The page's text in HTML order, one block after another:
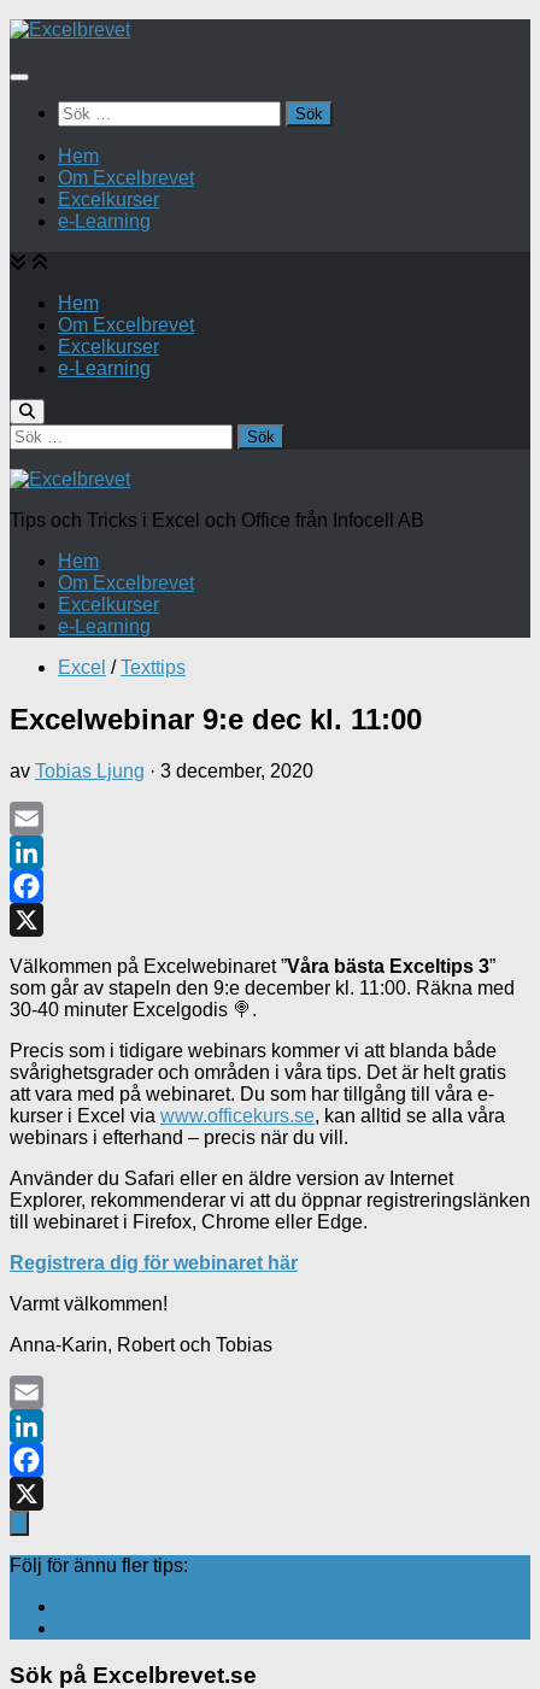
Under
Sök
efter:
Hem
Om Excelbrevet
Excelkurser
e-Learning
Hem
Om Excelbrevet
Excelkurser
e-Learning
Sök
efter:
Tips och Tricks i Excel och Office från Infocell AB
Hem
Om Excelbrevet
Excelkurser
e-Learning
Excel / Texttips
Excelwebinar 9:e dec kl. 11:00
av Tobias Ljung · 3 december, 2020
Email
LinkedIn
Facebook
Välkommen på Excelwebinaret ”Våra bästa Exceltips 3”
som går av stapeln den 9:e december kl. 11:00. Räkna med
30-40 minuter Excelgodis 🍭.
Precis som i tidigare webinars kommer vi att blanda både
svårighetsgrader och områden i våra tips. Det är helt gratis
att vara med på webinaret. Du som har tillgång till våra e-
kurser i Excel via www.officekurs.se, kan alltid se alla våra
webinars i efterhand – precis när du vill.
Använder du Safari eller en äldre version av Internet
Explorer, rekommenderar vi att du öppnar registreringslänken
till webinaret i Firefox, Chrome eller Edge.
Registrera dig för webinaret här
Varmt välkommen!
Anna-Karin, Robert och Tobias
Email
LinkedIn
Facebook
Följ för ännu fler tips:
Sök på Excelbrevet.se